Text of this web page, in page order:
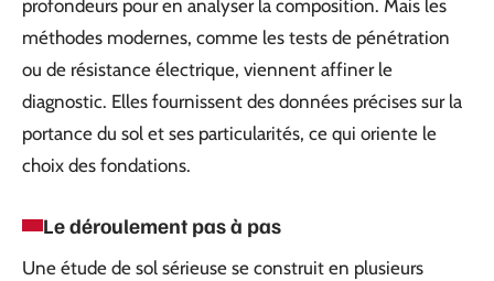
profondeurs pour en analyser la composition. Mais les
méthodes modernes, comme les tests de pénétration
ou de résistance électrique, viennent affiner le
diagnostic. Elles fournissent des données précises sur la
portance du sol et ses particularités, ce qui oriente le
choix des fondations.
Le déroulement pas à pas
Une étude de sol sérieuse se construit en plusieurs